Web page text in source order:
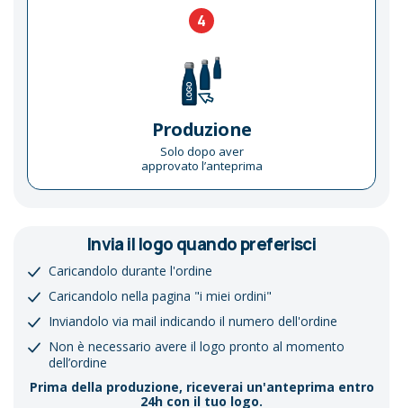
4
Produzione
Solo dopo aver
approvato l’anteprima
Invia il logo quando preferisci
Caricandolo durante l'ordine
Caricandolo nella pagina "i miei ordini"
Inviandolo via mail indicando il numero dell'ordine
Non è necessario avere il logo pronto al momento
dell’ordine
Prima della produzione, riceverai un'anteprima entro
24h con il tuo logo.